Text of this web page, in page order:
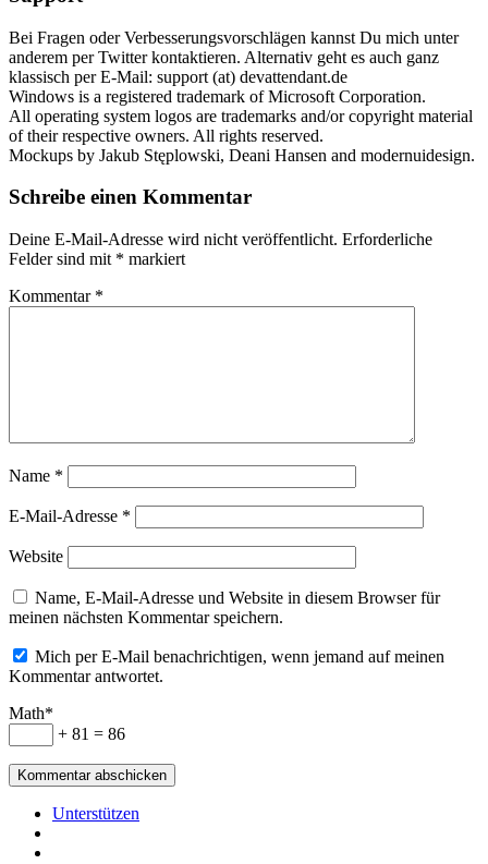
Bei Fragen oder Verbesserungsvorschlägen kannst Du mich unter
anderem per Twitter kontaktieren. Alternativ geht es auch ganz
klassisch per E-Mail: support (at) devattendant.de
Windows is a registered trademark of Microsoft Corporation.
All operating system logos are trademarks and/or copyright material
of their respective owners. All rights reserved.
Mockups by Jakub Stęplowski, Deani Hansen and modernuidesign.
Schreibe einen Kommentar
Deine E-Mail-Adresse wird nicht veröffentlicht. Erforderliche
Felder sind mit * markiert
Kommentar *
Name *
E-Mail-Adresse *
Website
Name, E-Mail-Adresse und Website in diesem Browser für
meinen nächsten Kommentar speichern.
Mich per E-Mail benachrichtigen, wenn jemand auf meinen
Kommentar antwortet.
Math*
+ 81 = 86
Unterstützen